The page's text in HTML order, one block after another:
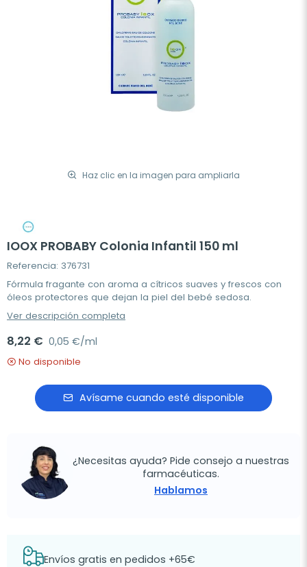
Haz clic en la imagen para ampliarla
IOOX PROBABY Colonia Infantil 150 ml
Referencia: 376731
Fórmula fragante con aroma a cítricos suaves y frescos con
óleos protectores que dejan la piel del bebé sedosa.
Ver descripción completa
8,22 € 0,05 €/ml
No disponible
Avísame cuando esté disponible
¿Necesitas ayuda? Pide consejo a nuestras
farmacéuticas.
Hablamos
Envíos gratis en pedidos +65€